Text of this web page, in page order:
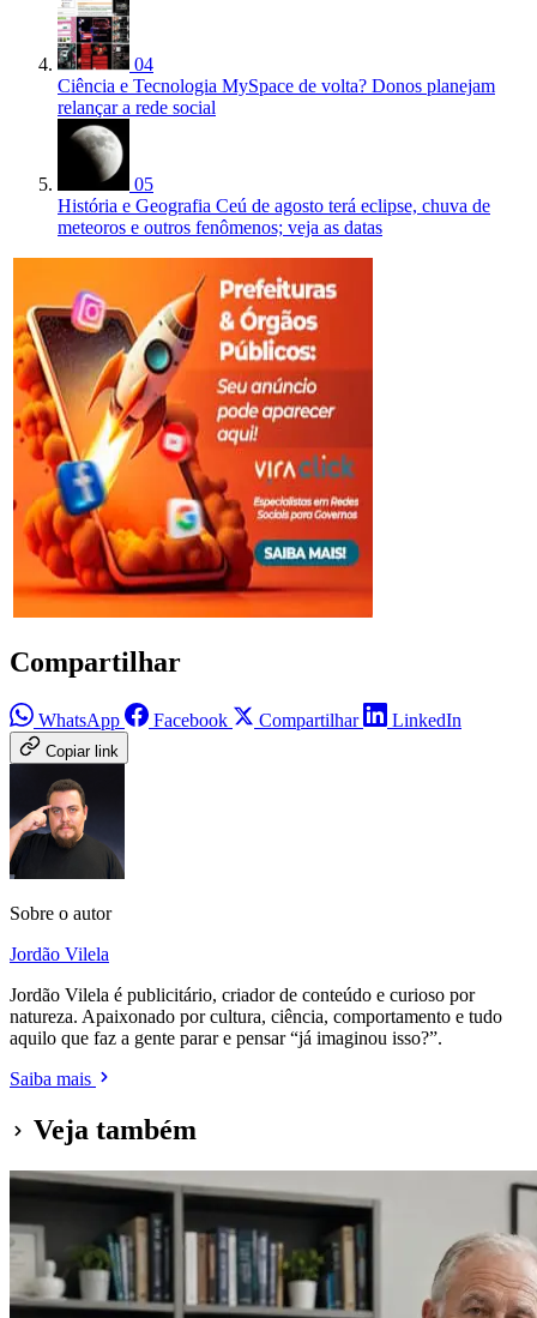
04
Ciência e Tecnologia MySpace de volta? Donos planejam
relançar a rede social
05
História e Geografia Ceú de agosto terá eclipse, chuva de
meteoros e outros fenômenos; veja as datas
Compartilhar
WhatsApp Facebook Compartilhar LinkedIn
Copiar link
Sobre o autor
Jordão Vilela
Jordão Vilela é publicitário, criador de conteúdo e curioso por
natureza. Apaixonado por cultura, ciência, comportamento e tudo
aquilo que faz a gente parar e pensar “já imaginou isso?”.
Saiba mais
Veja também